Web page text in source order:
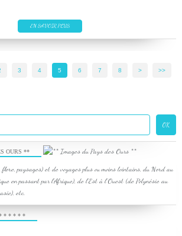
EN SAVOIR PLUS
3 4 5 6 7 8 > >>
OURS **
paysages) et de voyages plus ou moins lointains, du Nord au
en passant par l'Afrique), de l'Est à l'Ouest (de Polynésie au
etc.
* * * * *